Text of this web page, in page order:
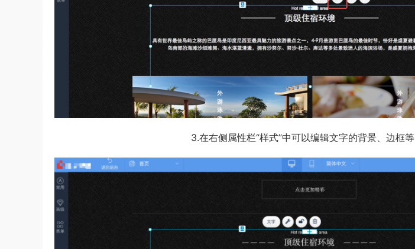
3.在右侧属性栏“样式”中可以编辑文字的背景、边框等